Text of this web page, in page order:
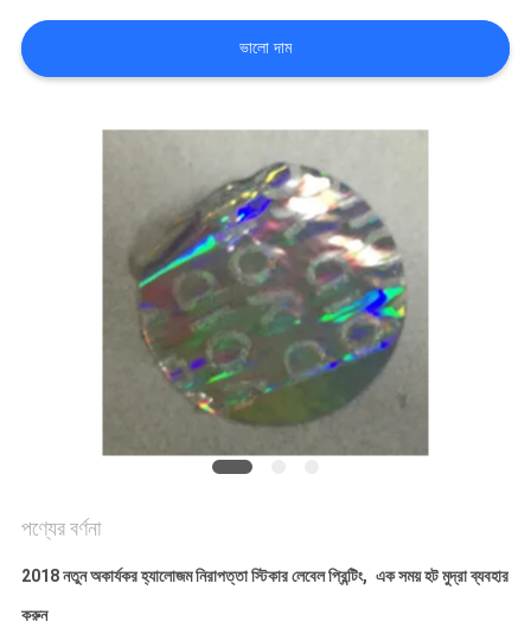
জন্য
আবেদন
ভালো দাম
পণ্যের বর্ণনা
2018 নতুন অকার্যকর হ্যালোজম নিরাপত্তা স্টিকার লেবেল প্রিন্টিং, এক সময় হট মুদ্রা ব্যবহার
করুন